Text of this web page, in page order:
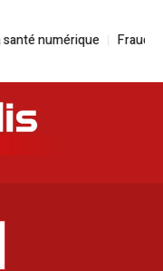
Fraude au bac |